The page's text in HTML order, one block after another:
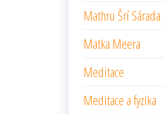
Mathru Šrí Sárada
Matka Meera
Meditace
Meditace a fyzika